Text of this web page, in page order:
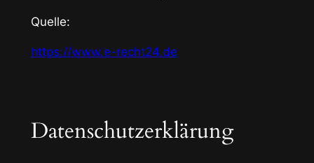
Quelle:
https://www.e-recht24.de
Datenschutzerklärung